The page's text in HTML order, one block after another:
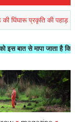
प्रकृति की पहाड़ से एक
जाता है कि वह अपने